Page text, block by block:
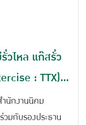
วไหล แก๊สรั่ว
: TTX)
อุตสาหกรรม
นักงานนิคม
มกับรองประธาน